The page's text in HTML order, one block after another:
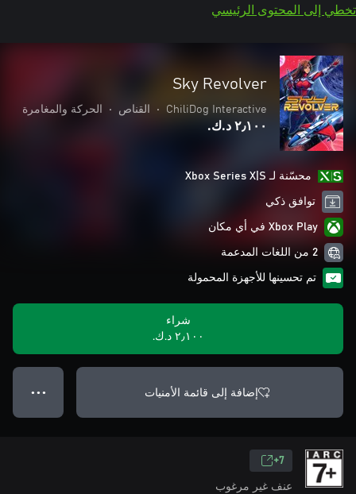
تخطي إلى المحتوى الرئيسي
Sky Revolver
ChiliDog Interactive
• القناص • الحركة والمغامرة
٢٫١٠٠ د.ك.‏
محسّنة لـ Xbox Series X|S
توافق ذكي
Xbox Play في أي مكان
2 من اللغات المدعمة
تم تحسينها للأجهزة المحمولة
شراء
٢٫١٠٠ د.ك.‏
إضافة إلى قائمة الأمنيات ● ● ●
7+
عنف غير مرغوب